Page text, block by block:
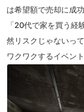
は希望額で売却に成
「20代で家を買う経
然リスクじゃないっ
ワクワクするイベン